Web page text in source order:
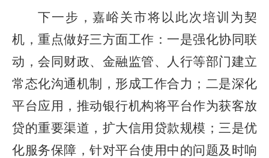
下一步，嘉峪关市将以此次培训为契
机，重点做好三方面工作：一是强化协同联
动，会同财政、金融监管、人行等部门建立
常态化沟通机制，形成工作合力；二是深化
平台应用，推动银行机构将平台作为获客放
贷的重要渠道，扩大信用贷款规模；三是优
化服务保障，针对平台使用中的问题及时响